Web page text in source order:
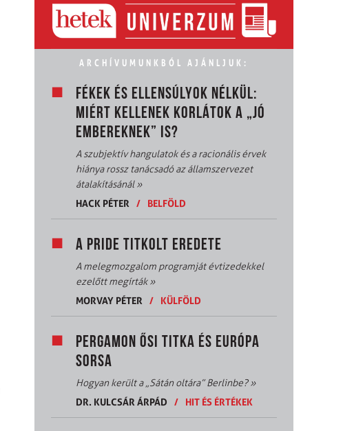
ARCHÍVUMUNKBÓL AJÁNLJUK:
FÉKEK ÉS ELLENSÚLYOK NÉLKÜL:
MIÉRT KELLENEK KORLÁTOK A „JÓ
EMBEREKNEK” IS?
A szubjektív hangulatok és a racionális érvek
hiánya rossz tanácsadó az államszervezet
átalakításánál»
HACK PÉTER
/ BELFÖLD
A PRIDE TITKOLT EREDETE
A melegmozgalom programját évtizedekkel
ezelőtt megírták»
MORVAY PÉTER
/ KÜLFÖLD
PERGAMON ŐSI TITKA ÉS EURÓPA
SORSA
Hogyan került a „Sátán oltára” Berlinbe?»
DR. KULCSÁR ÁRPÁD
/ HIT ÉS ÉRTÉKEK